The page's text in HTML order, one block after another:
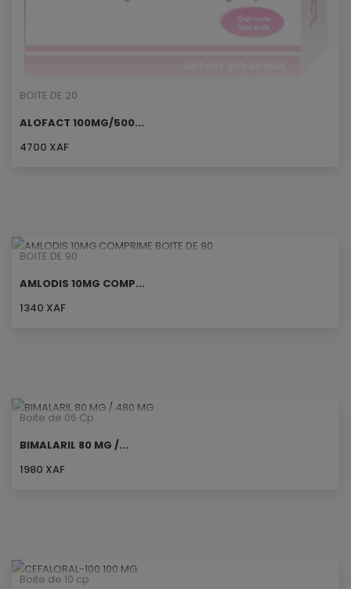
BOITE DE 20
ALOFACT 100MG/500...
4700 XAF
BOITE DE 90
AMLODIS 10MG COMP...
1340 XAF
Boite de 06 Cp
BIMALARIL 80 MG /...
1980 XAF
Boite de 10 cp